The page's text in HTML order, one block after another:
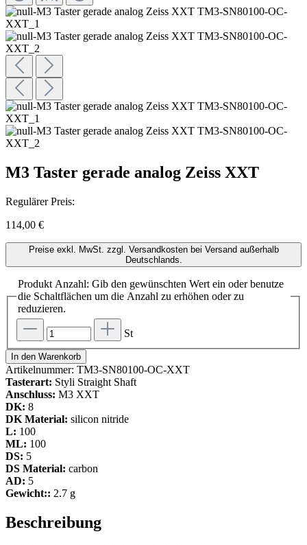
M3 Taster gerade analog Zeiss XXT
Regulärer Preis:
114,00 €
Preise exkl. MwSt. zzgl. Versandkosten bei Versand außerhalb
Deutschlands.
Produkt Anzahl: Gib den gewünschten Wert ein oder benutze
die Schaltflächen um die Anzahl zu erhöhen oder zu
reduzieren.
St
In den Warenkorb
Artikelnummer: TM3-SN80100-OC-XXT
Tasterart: Styli Straight Shaft
Anschluss: M3 XXT
DK: 8
DK Material: silicon nitride
L: 100
ML: 100
DS: 5
DS Material: carbon
AD: 5
Gewicht:: 2.7 g
Beschreibung